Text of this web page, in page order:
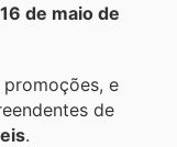
16 de maio de
e
de
.